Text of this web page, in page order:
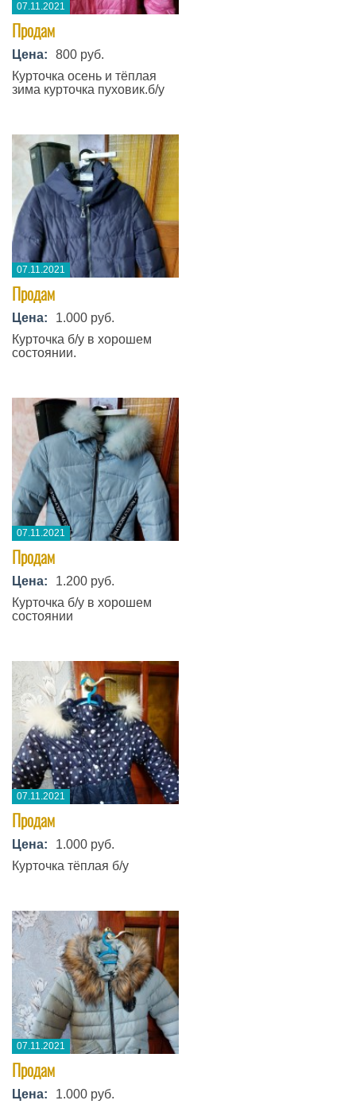
07.11.2021
Продам
Цена:
800 руб.
Курточка осень и тёплая
зима курточка пуховик.б/у
07.11.2021
Продам
Цена:
1.000 руб.
Курточка б/у в хорошем
состоянии.
07.11.2021
Продам
Цена:
1.200 руб.
Курточка б/у в хорошем
состоянии
07.11.2021
Продам
Цена:
1.000 руб.
Курточка тёплая б/у
07.11.2021
Продам
Цена:
1.000 руб.